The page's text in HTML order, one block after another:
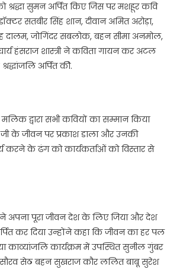
श्रद्धा सुमन अर्पित किए जिस पर मशहूर कवि
सतबीर सिंह शान, दीवान अमित अरोड़ा,
दालम, जोगिंदर सबलोक, बहन सीमा अनमोल,
हंसराज शास्त्री ने कविता गायन कर अटल
अर्पित कीे.
द्वारा सभी कवियों का सम्मान किया
के जीवन पर प्रकाश डाला और उनकी
करने के ढंग को कार्यकर्ताओं को विस्तार से
अपना पूरा जीवन देश के लिए जिया और देश
कर दिया उन्होंने कहा कि जीवन का हर पल
काव्यांजलि कार्यक्रम में उपस्थित सुनील गुंबर
सेठ बहन सुखराज कौर ललित बाबू सुरेश